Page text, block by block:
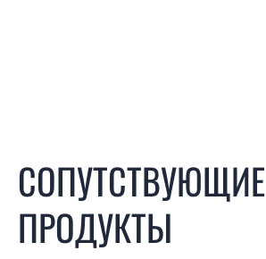
СОПУТСТВУЮЩИЕ
ПРОДУКТЫ